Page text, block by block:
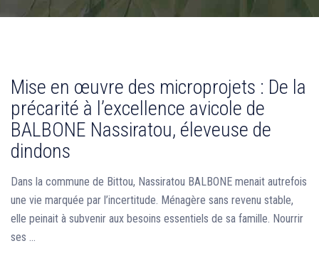
28
AUG
Mise en œuvre des microprojets : De la
précarité à l’excellence avicole de
BALBONE Nassiratou, éleveuse de
dindons
Dans la commune de Bittou, Nassiratou BALBONE menait autrefois
une vie marquée par l’incertitude. Ménagère sans revenu stable,
elle peinait à subvenir aux besoins essentiels de sa famille. Nourrir
ses …